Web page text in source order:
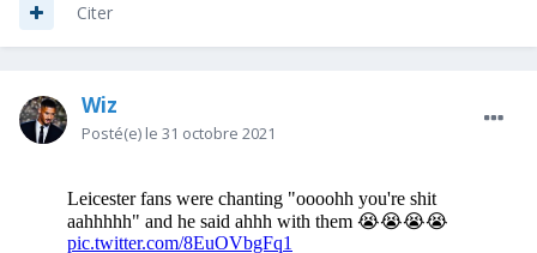
Citer
Wiz
Posté(e) le 31 octobre 2021